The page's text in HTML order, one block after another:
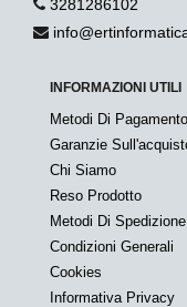
3281286102
INFORMAZIONI UTILI
Metodi Di Pagamento
Garanzie
Chi Siamo
Reso Prodotto
Metodi Di Spedizione
Condizioni Generali
Cookies
Informativa Privacy